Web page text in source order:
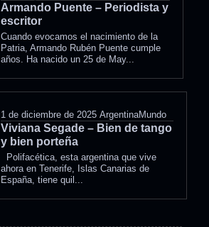
Armando Puente – Periodista y
escritor
Cuando evocamos el nacimiento de la
Patria, Armando Rubén Puente cumple
años. Ha nacido un 25 de May...
1 de diciembre de 2025 ArgentinaMundo
Viviana Segade – Bien de tango
y bien porteña
Polifacética, esta argentina que vive
ahora en Tenerife, Islas Canarias de
España, tiene quil...